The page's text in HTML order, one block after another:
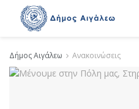
Δήμος Αιγάλεω Ανακοινώσεις